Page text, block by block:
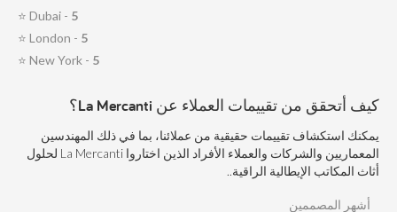
Dubai - 5
⭐
London - 5
⭐
New York - 5
⭐
كيف أتحقق من تقييمات العملاء عن La Mercanti؟
يمكنك استكشاف تقييمات حقيقية من عملائنا، بما في ذلك المهندسين
المعماريين والشركات والعملاء الأفراد الذين اختاروا La Mercanti لحلول
أثاث المكاتب الإيطالية الراقية..
أشهر المصممين